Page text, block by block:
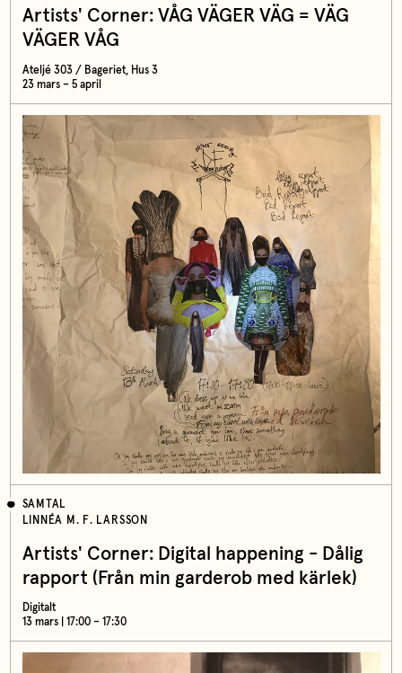
Artists' Corner: VÅG VÄGER VÄG = VÄG
VÄGER VÅG
Ateljé 303 / Bageriet, Hus 3
23 mars – 5 april
SAMTAL
LINNÉA M. F. LARSSON
Artists' Corner: Digital happening - Dålig
rapport (Från min garderob med kärlek)
Digitalt
13 mars | 17:00 – 17:30